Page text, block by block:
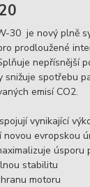
30 je nový plně
prodloužené
nepřísnější
snižuje spotřebu
emisí CO2.
vynikající
evropskou
úsporu
stabilitu
motoru